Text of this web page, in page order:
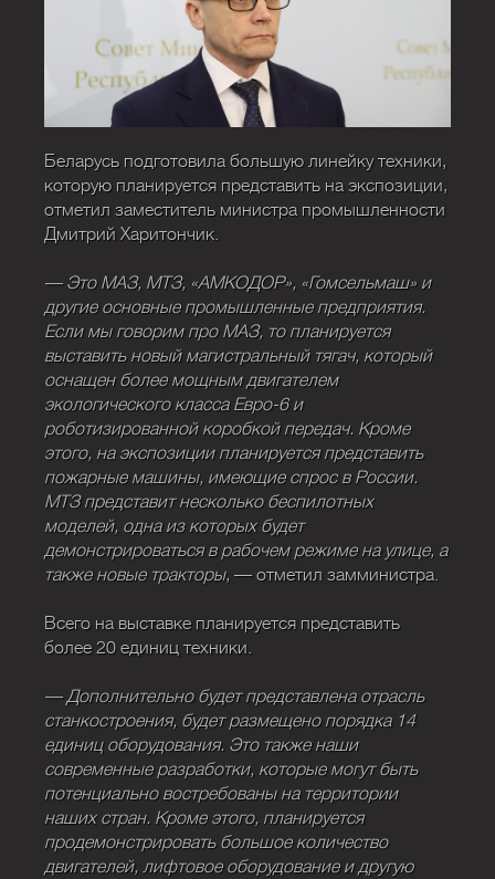
Беларусь подготовила большую линейку техники,
которую планируется представить на экспозиции,
отметил заместитель министра промышленности
Дмитрий Харитончик.
— Это МАЗ, МТЗ, «АМКОДОР», «Гомсельмаш» и
другие основные промышленные предприятия.
Если мы говорим про МАЗ, то планируется
выставить новый магистральный тягач, который
оснащен более мощным двигателем
экологического класса Евро-6 и
роботизированной коробкой передач. Кроме
этого, на экспозиции планируется представить
пожарные машины, имеющие спрос в России.
МТЗ представит несколько беспилотных
моделей, одна из которых будет
демонстрироваться в рабочем режиме на улице, а
также новые тракторы, — отметил замминистра.
Всего на выставке планируется представить
более 20 единиц техники.
— Дополнительно будет представлена отрасль
станкостроения, будет размещено порядка 14
единиц оборудования. Это также наши
современные разработки, которые могут быть
потенциально востребованы на территории
наших стран. Кроме этого, планируется
продемонстрировать большое количество
двигателей, лифтовое оборудование и другую